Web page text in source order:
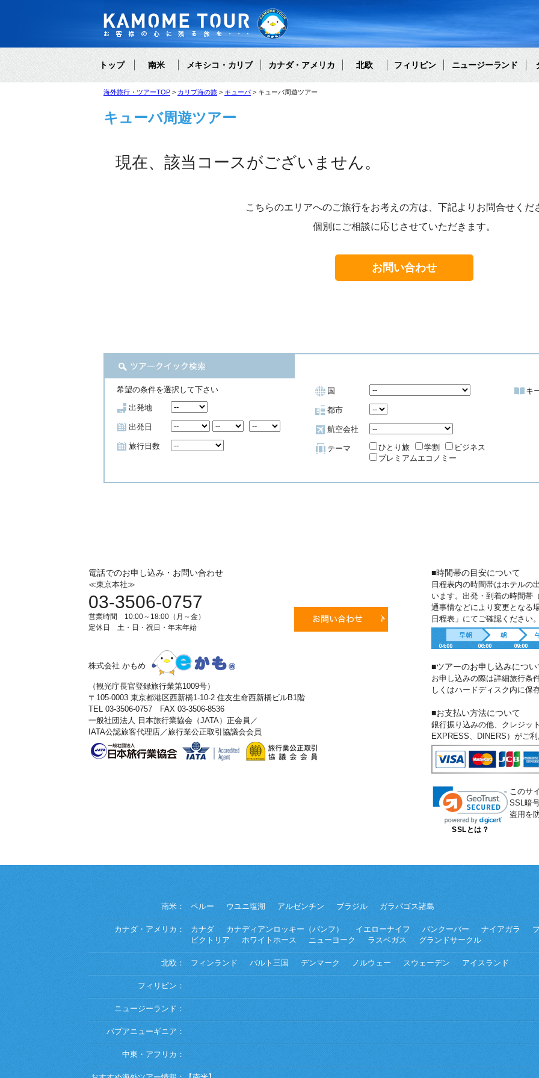
トップ 南米 メキシコ・カリブ カナダ・アメリカ 北欧 フィリピン ニュージーランド
海外旅行・ツアーTOP カリブ海の旅 キューバ キューバ周遊ツアー
キューバ周遊ツアー
現在、該当コースがございません。
こちらのエリアへのご旅行をお考えの方は、下記よりお問合せくだ
個別にご相談に応じさせていただきます。
お問い合わせ
希望の条件を選択して下さい
出発地
出発日
旅行日数
国
都市
航空会社
テーマ ひとり旅 学割
ビジネス
プレミアムエコノミー
キ
電話でのお申し込み・お問い合わせ
≪東京本社≫
03-3506-0757
営業時間 10:00～18:00（月～金）
定休日 土・日・祝日・年末年始
株式会社 かもめ
（観光庁長官登録旅行業第1009号）
〒105-0003 東京都港区西新橋1-10-2 住友生命西新橋ビルB1階
TEL 03-3506-0757 FAX 03-3506-8536
一般社団法人 日本旅行業協会（JATA）正会員／
IATA公認旅客代理店／旅行業公正取引協議会会員
■時間帯の目安について
日程表内の時間帯はホテルの
います。出発・到着の時間帯
通事情などにより変更となる
日程表」にてご確認ください
■ツアーのお申し込みについ
お申し込みの際は詳細旅行条
しくはハードディスク内に保
■お支払い方法について
銀行振り込みの他、クレジッ
EXPRESS、DINERS）がご
SSLとは？
このサ
SSL暗
盗用を
南米： ペルー ウユニ塩湖 アルゼンチン ブラジル ガラパゴス諸島
カナダ・アメリカ： カナダ カナディアンロッキー（バンフ） イエローナイフ バンクーバー ナイアガラ
ビクトリア
ホワイトホース ニューヨーク ラスベガス グランドサークル
北欧： フィンランド バルト三国 デンマーク ノルウェー スウェーデン アイスランド
フィリピン：
ニュージーランド：
パプアニューギニア：
中東・アフリカ：